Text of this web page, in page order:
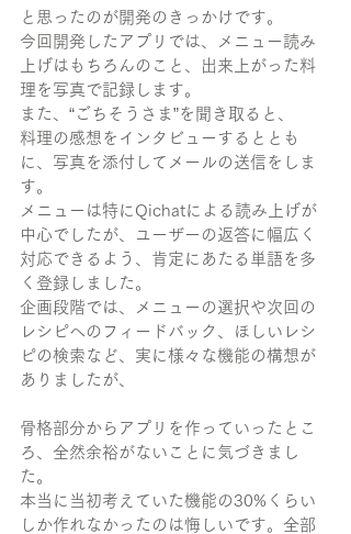
と思ったのが開発のきっかけです。
今回開発したアプリでは、メニュー読み
上げはもちろんのこと、出来上がった料
理を写真で記録します。
また、“ごちそうさま”を聞き取ると、
料理の感想をインタビューするととも
に、写真を添付してメールの送信をしま
す。
メニューは特にQichatによる読み上げが
中心でしたが、ユーザーの返答に幅広く
対応できるよう、肯定にあたる単語を多
く登録しました。
企画段階では、メニューの選択や次回の
レシピへのフィードバック、ほしいレシ
ピの検索など、実に様々な機能の構想が
ありましたが、
骨格部分からアプリを作っていったとこ
ろ、全然余裕がないことに気づきまし
た。
本当に当初考えていた機能の30%くらい
しか作れなかったのは悔しいです。全部